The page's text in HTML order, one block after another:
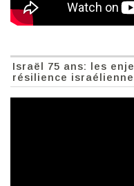
Israël 75 ans: les
résilience israélienne